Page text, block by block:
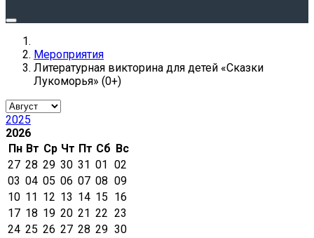
Мероприятия
Литературная викторина для детей «Сказки
Лукоморья» (0+)
2025
2026
Пн Вт Ср Чт Пт Сб Вс
27 28 29 30 31 01 02
03 04 05 06 07 08 09
10 11 12 13 14 15 16
17 18 19 20 21 22 23
24 25 26 27 28 29 30